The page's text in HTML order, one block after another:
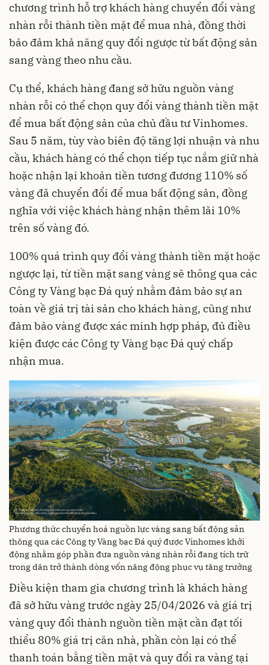
chương trình hỗ trợ khách hàng chuyển đổi vàng
nhàn rỗi thành tiền mặt để mua nhà, đồng thời
bảo đảm khả năng quy đổi ngược từ bất động sản
sang vàng theo nhu cầu.
Cụ thể, khách hàng đang sở hữu nguồn vàng
nhàn rỗi có thể chọn quy đổi vàng thành tiền mặt
để mua bất động sản của chủ đầu tư Vinhomes.
Sau 5 năm, tùy vào biên độ tăng lợi nhuận và nhu
cầu, khách hàng có thể chọn tiếp tục nắm giữ nhà
hoặc nhận lại khoản tiền tương đương 110% số
vàng đã chuyển đổi để mua bất động sản, đồng
nghĩa với việc khách hàng nhận thêm lãi 10%
trên số vàng đó.
100% quá trình quy đổi vàng thành tiền mặt hoặc
ngược lại, từ tiền mặt sang vàng sẽ thông qua các
Công ty Vàng bạc Đá quý nhằm đảm bảo sự an
toàn về giá trị tài sản cho khách hàng, cũng như
đảm bảo vàng được xác minh hợp pháp, đủ điều
kiện được các Công ty Vàng bạc Đá quý chấp
nhận mua.
Phương thức chuyển hoá nguồn lực vàng sang bất động sản
thông qua các Công ty Vàng bạc Đá quý được Vinhomes khởi
động nhằm góp phần đưa nguồn vàng nhàn rỗi đang tích trữ
trong dân trở thành dòng vốn năng động phục vụ tăng trưởng
Điều kiện tham gia chương trình là khách hàng
đã sở hữu vàng trước ngày 25/04/2026 và giá trị
vàng quy đổi thành nguồn tiền mặt cần đạt tối
thiểu 80% giá trị căn nhà, phần còn lại có thể
thanh toán bằng tiền mặt và quy đổi ra vàng tại